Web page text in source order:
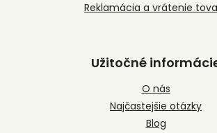
Reklamácia a vrátenie
Užitočné
O nás
Najčastejšie otázky
Blog